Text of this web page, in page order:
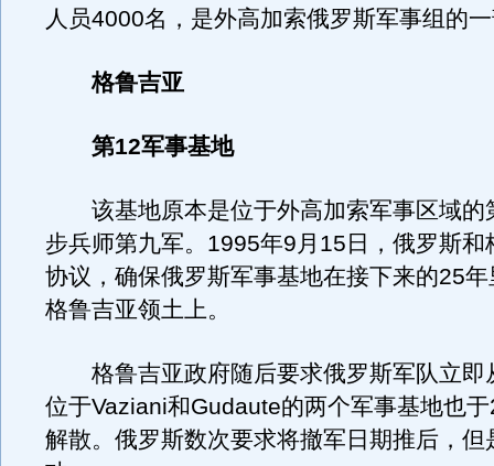
人员4000名，是外高加索俄罗斯军事组的
格鲁吉亚
第12军事基地
该基地原本是位于外高加索军事区域的
步兵师第九军。1995年9月15日，俄罗斯和
协议，确保俄罗斯军事基地在接下来的25
格鲁吉亚领土上。
格鲁吉亚政府随后要求俄罗斯军队立即
位于Vaziani和Gudaute的两个军事基地也
解散。俄罗斯数次要求将撤军日期推后，但